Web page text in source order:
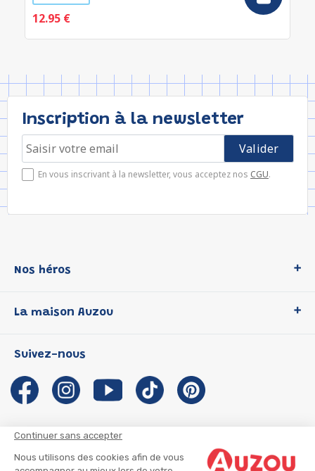
Continuer sans accepter
Nous utilisons des cookies afin de vous
12.95 €
Inscription à la newsletter
En vous inscrivant à la newsletter, vous acceptez nos CGU.
Nos héros
P'tit Loup
Les Influenceuses
Migali
Petite Taupe
La maison Auzou
Notre histoire
Auzou s'engage
Auteurs et illustrateurs Auzou
Suivre mon colis
Suivez-nous
CGU